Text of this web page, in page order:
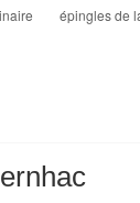
épingles de